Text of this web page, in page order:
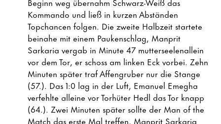
Kommando und ließ in kurzen Abständen
Topchancen folgen. Die zweite Halbzeit startete
beinahe mit einem Paukenschlag, Manprit
Sarkaria vergab in Minute 47 mutterseelenallein
vor dem Tor, er schoss am linken Eck vorbei. Zehn
Minuten später traf Affengruber nur die Stange
(57.). Das 1:0 lag in der Luft, Emanuel Emegha
verfehlte alleine vor Torhüter Hedl das Tor knapp
(64.). Zwei Minuten später sollte der Man of the
Match das erste Mal treffen, Manprit Sarkaria